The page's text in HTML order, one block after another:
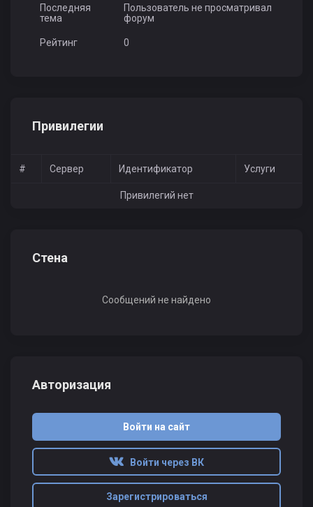
Последняя
тема
Пользователь не просматривал
форум
Рейтинг 0
Привилегии
# Сервер Идентификатор Услуги
Привилегий нет
Стена
Сообщений не найдено
Авторизация
Войти на сайт
Войти через ВК
Зарегистрироваться